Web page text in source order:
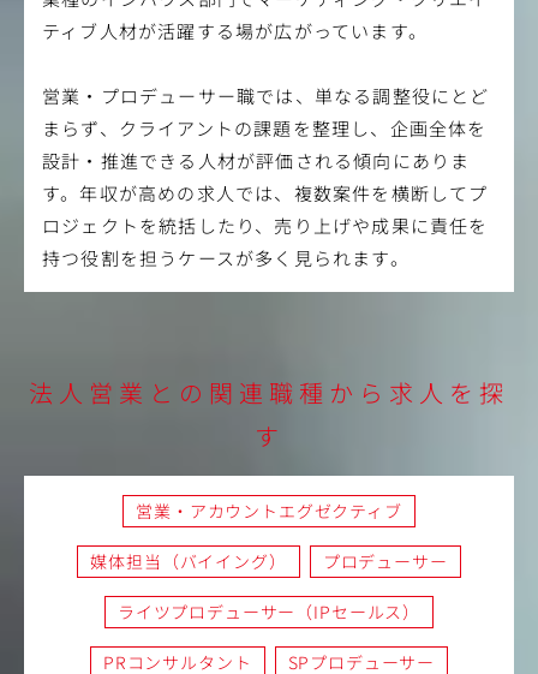
ティブ人材が活躍する場が広がっています。
営業・プロデューサー職では、単なる調整役にとど
まらず、クライアントの課題を整理し、企画全体を
設計・推進できる人材が評価される傾向にありま
す。年収が高めの求人では、複数案件を横断してプ
ロジェクトを統括したり、売り上げや成果に責任を
持つ役割を担うケースが多く見られます。
法人営業との関連職種から求人を探
す
営業・アカウントエグゼクティブ
媒体担当（バイイング） プロデューサー
ライツプロデューサー（IPセールス）
PRコンサルタント SPプロデューサー